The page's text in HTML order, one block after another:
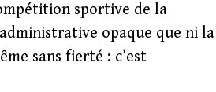
sportive de la
opaque que ni la
sans fierté : c’est